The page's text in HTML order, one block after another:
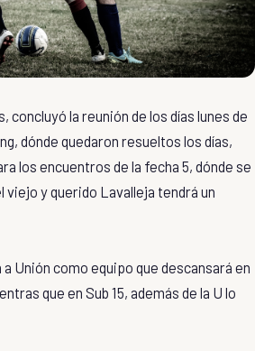
concluyó la reunión de los días lunes de
dónde quedaron resueltos los días,
los encuentros de la fecha 5, dónde se
viejo y querido Lavalleja tendrá un
Unión como equipo que descansará en
que en Sub 15, además de la U lo